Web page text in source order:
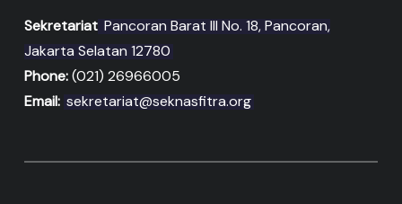
Sekretariat Pancoran Barat III No. 18, Pancoran,
Jakarta Selatan 12780
Phone:(021) 26966005
Email: sekretariat@seknasfitra.org